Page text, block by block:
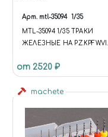
Арт. mtl-35094 1/35
MTL-35094 1/35 ТРАКИ
ЖЕЛЕЗНЫЕ НА PZ.KPFW.VI
TRANSPORT TRACK GG
26/660/300 LATE
от 2520 ₽
machete